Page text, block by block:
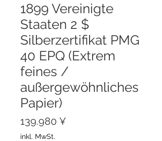
1899 Vereinigte
Staaten 2 $
Silberzertifikat PMG
40 EPQ (Extrem
feines /
außergewöhnliches
Papier)
139.980 ¥
inkl. MwSt.